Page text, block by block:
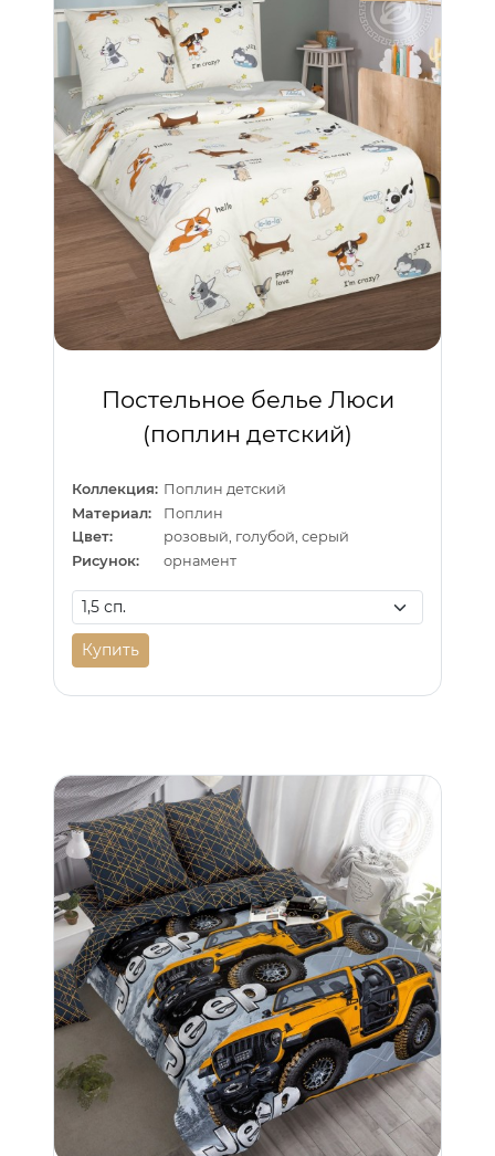
Постельное белье Люси
(поплин детский)
Коллекция: Поплин детский
Материал:
Поплин
Цвет:
розовый, голубой, серый
Рисунок:
орнамент
Купить